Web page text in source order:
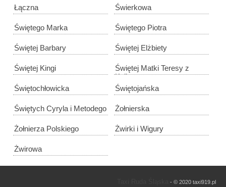
Łączna Świerkowa
Świętego Marka Świętego Piotra
Świętej Barbary Świętej Elżbiety
Świętej Kingi
Świętej Matki Teresy z
Kalkuty
Świętochłowicka
Świętojańska
Świętych Cyryla i Metodego Żołnierska
Żołnierza Polskiego Żwirki i Wigury
Żwirowa
- © 2020 taxi919.pl